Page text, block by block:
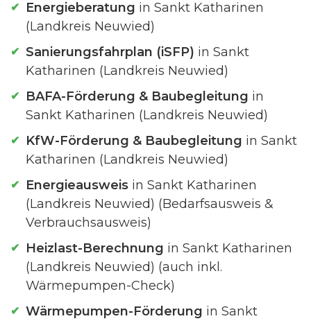
Energieberatung in Sankt Katharinen
(Landkreis Neuwied)
Sanierungsfahrplan (iSFP) in Sankt
Katharinen (Landkreis Neuwied)
BAFA-Förderung & Baubegleitung in
Sankt Katharinen (Landkreis Neuwied)
KfW-Förderung & Baubegleitung in Sankt
Katharinen (Landkreis Neuwied)
Energieausweis in Sankt Katharinen
(Landkreis Neuwied) (Bedarfsausweis &
Verbrauchsausweis)
Heizlast-Berechnung in Sankt Katharinen
(Landkreis Neuwied) (auch inkl.
Wärmepumpen-Check)
Wärmepumpen-Förderung in Sankt